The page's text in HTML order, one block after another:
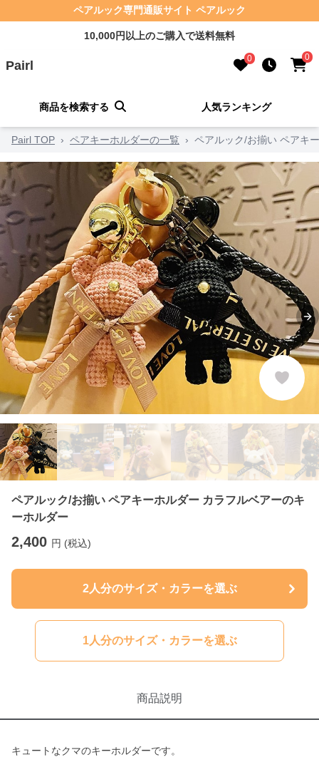
ペアルック専門通販サイト ペアルック
10,000円以上のご購入で送料無料
Pairl 0 0
商品を検索する 人気ランキング
Pairl TOP › ペアキーホルダーの一覧 › ペアルック/お揃い ペアキ
Previous slide
ペアルック/お揃い ペアキーホルダー カラフルベアーのキ
ーホルダー
2,400 円 (税込)
2人分のサイズ・カラーを選ぶ
1人分のサイズ・カラーを選ぶ
商品説明
キュートなクマのキーホルダーです。